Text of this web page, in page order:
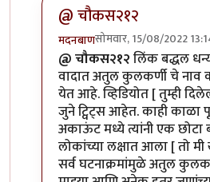
@ चौकस२१२
मदनबाणसोमवार, 15/08/2022
In reply toकाही गोष्टी
@ चौकस२१२लिंक बद्धल
वादात अतुल कुलकर्णी चे नाव
येत आहे. व्हिडियोत [ तुम्ही
जुने ट्विट्स आहेत. काही काळा
अकाऊंट मध्ये त्यांनी एक
लोकांच्या लक्षात आला [ तो
सर्व घटनाक्रमांमुळे अतुल